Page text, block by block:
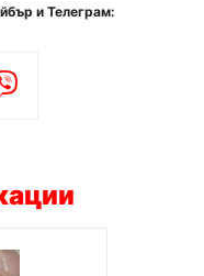
и Телеграм: